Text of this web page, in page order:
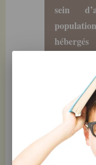
sein
al.,
vécus
plupart
genre
plus